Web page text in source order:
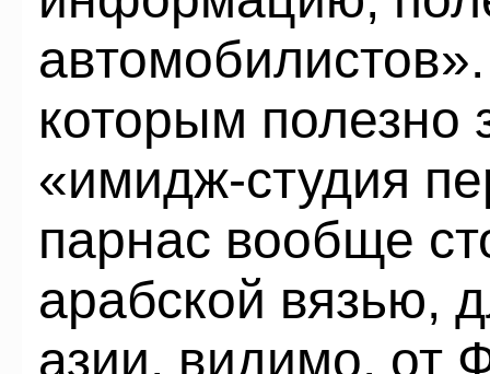
которым полезно
«имидж-студия
парнас вообще
арабской вязью,
азии, видимо. от